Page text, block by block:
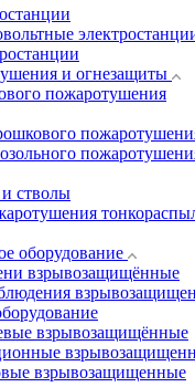
и огнезащиты
пожаротушения
стволы
оборудование
взрывозащищённые
взрывозащищённые
взрывозащищенные